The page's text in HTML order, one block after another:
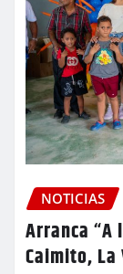
NOTICIAS
Arranca “A
Caimito, La